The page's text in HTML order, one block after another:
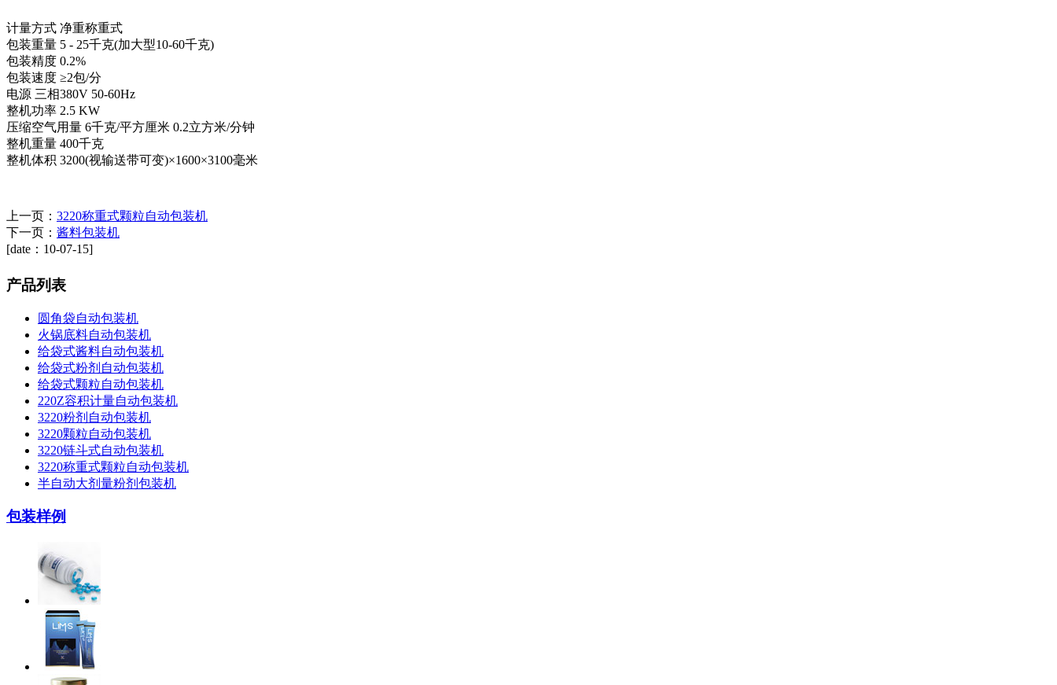
计量方式 净重称重式
包装重量 5 - 25千克(加大型10-60千克)
包装精度 0.2%
包装速度 ≥2包/分
电源 三相380V 50-60Hz
整机功率 2.5 KW
压缩空气用量 6千克/平方厘米 0.2立方米/分钟
整机重量 400千克
整机体积 3200(视输送带可变)×1600×3100毫米
上一页： 3220称重式颗粒自动包装机
下一页： 酱料包装机
[date：10-07-15]
产品列表
圆角袋自动包装机
火锅底料自动包装机
给袋式酱料自动包装机
给袋式粉剂自动包装机
给袋式颗粒自动包装机
220Z容积计量自动包装机
3220粉剂自动包装机
3220颗粒自动包装机
3220链斗式自动包装机
3220称重式颗粒自动包装机
半自动大剂量粉剂包装机
包装样例